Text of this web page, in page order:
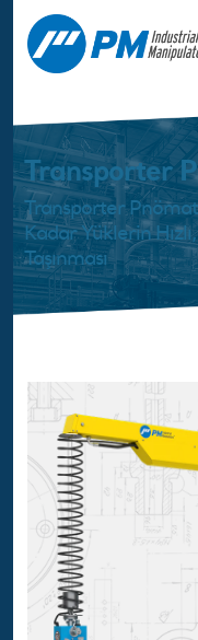
Transporter
Transporter
Kadar Yüklerin
Taşınması